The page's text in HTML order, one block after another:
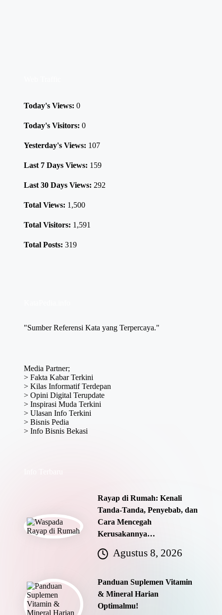
Today's Views: 0
Today's Visitors: 0
Yesterday's Views: 107
Last 7 Days Views: 159
Last 30 Days Views: 292
Total Views: 1,500
Total Visitors: 1,591
Total Posts: 319
"Sumber Referensi Kata yang Terpercaya."
Media Partner;
> Fakta Kabar Terkini
> Kilas Informatif Terdepan
> Opini Digital Terupdate
> Inspirasi Muda Terkini
> Ulasan Info Terkini
> Bisnis Pedia
> Info Bisnis Bekasi
Rayap di Rumah: Kenali
Tanda-Tanda, Penyebab, dan
Cara Mencegah
Kerusakannya…
Agustus 8, 2026
Panduan Suplemen Vitamin
& Mineral Harian
Optimalmu!